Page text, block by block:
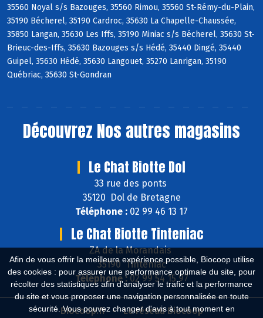
Afin de vous offrir la meilleure expérience possible, Biocoop utilise
des cookies : pour assurer une performance optimale du site, pour
récolter des statistiques afin d'analyser le trafic et la performance
du site et vous proposer une navigation personnalisée en toute
sécurité. Vous pouvez changer d'avis à tout moment en
35560 Noyal s/s Bazouges, 35560 Rimou, 35560 St-Rémy-du-Plain,
35190 Bécherel, 35190 Cardroc, 35630 La Chapelle-Chaussée,
35850 Langan, 35630 Les Iffs, 35190 Miniac s/s Bécherel, 35630 St-
Brieuc-des-Iffs, 35630 Bazouges s/s Hédé, 35440 Dingé, 35440
Guipel, 35630 Hédé, 35630 Langouet, 35270 Lanrigan, 35190
Québriac, 35630 St-Gondran
Découvrez Nos autres magasins
Le Chat Biotte Dol
33 rue des ponts
35120 Dol de Bretagne
Téléphone : 02 99 46 13 17
Le Chat Biotte Tinteniac
ZA de la Morandais
35190 Tinténiac
Téléphone :02 99 54 15 97
Biocoop.fr Le réseau Biocoop